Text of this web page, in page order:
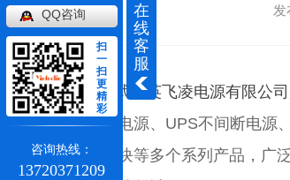
发
武汉英飞凌电源有限公司
应急电源、UPS不间断电源
力模块等多个系列产品，广
在
线
客
服
QQ咨询
扫
一
扫
更
精
彩
咨询热线：
13720371209